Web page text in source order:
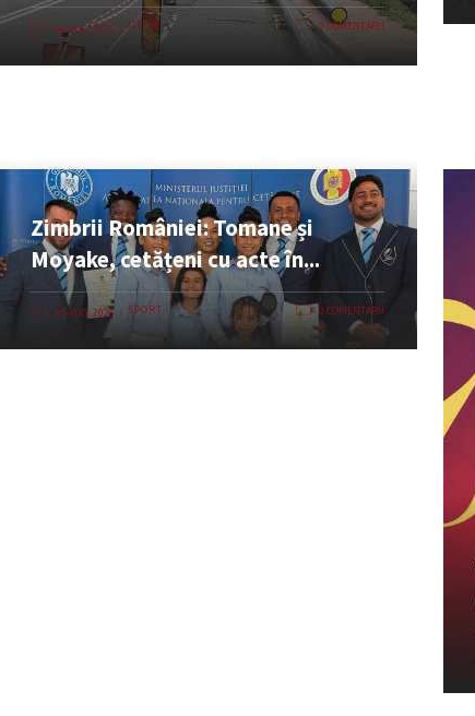
06 AUG. 2026 UTILE 0 COMENTARII
Zimbrii României: Tomane și
Moyake, cetățeni cu acte în...
05 AUG. 2026 SPORT 0 COMENTARII